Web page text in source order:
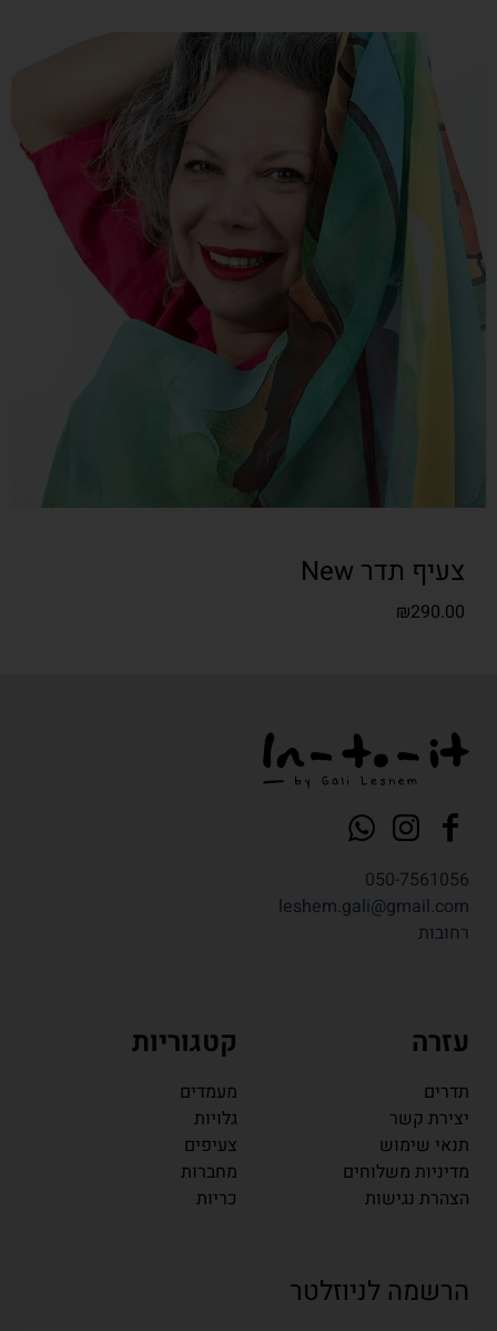
צעיף תדר New
₪290.00
050-7561056
leshem.gali@gmail.com
רחובות
עזרה
תדרים
יצירת קשר
תנאי שימוש
מדיניות משלוחים
הצהרת נגישות
קטגוריות
מעמדים
גלויות
צעיפים
מחברות
כריות
הרשמה לניוזלטר